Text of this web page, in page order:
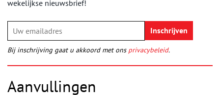
wekelijkse nieuwsbrief!
Bij inschrijving gaat u akkoord met ons privacybeleid.
Aanvullingen